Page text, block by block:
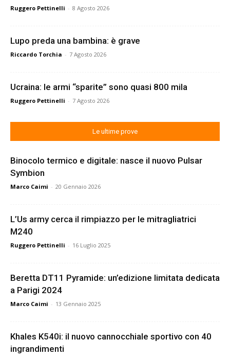
Ruggero Pettinelli - 8 Agosto 2026
Lupo preda una bambina: è grave
Riccardo Torchia - 7 Agosto 2026
Ucraina: le armi “sparite” sono quasi 800 mila
Ruggero Pettinelli - 7 Agosto 2026
Le ultime prove
Binocolo termico e digitale: nasce il nuovo Pulsar
Symbion
Marco Caimi - 20 Gennaio 2026
L’Us army cerca il rimpiazzo per le mitragliatrici
M240
Ruggero Pettinelli - 16 Luglio 2025
Beretta DT11 Pyramide: un’edizione limitata dedicata
a Parigi 2024
Marco Caimi - 13 Gennaio 2025
Khales K540i: il nuovo cannocchiale sportivo con 40
ingrandimenti